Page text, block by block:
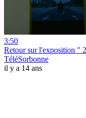
3:50
Retour sur l'exposition "
TéléSorbonne
il y a 14 ans